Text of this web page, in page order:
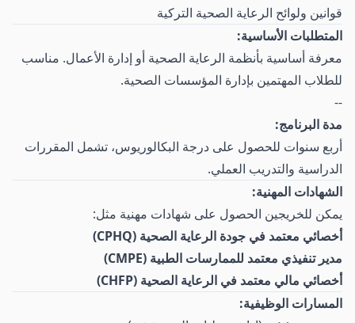
قوانين ولوائح الرعاية الصحية التركية
المتطلبات الأساسية:
معرفة أساسية بأنظمة الرعاية الصحية أو إدارة الأعمال. مناسب
للطلاب المهتمين بإدارة المؤسسات الصحية.
--
مدة البرنامج:
أربع سنوات للحصول على درجة البكالوريوس، تشمل المقررات
الدراسية والتدريب العملي.
الشهادات المهنية:
يمكن للخريجين الحصول على شهادات مهنية مثل:
أخصائي معتمد في جودة الرعاية الصحية (CPHQ)
مدير تنفيذي معتمد للممارسات الطبية (CMPE)
أخصائي مالي معتمد في الرعاية الصحية (CHFP)
المسارات الوظيفية: